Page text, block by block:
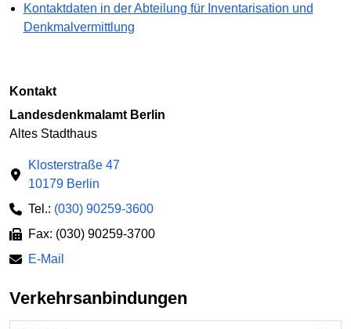
Kontaktdaten in der Abteilung für Inventarisation und
Denkmalvermittlung
Kontakt
Landesdenkmalamt Berlin
Altes Stadthaus
Klosterstraße 47
10179 Berlin
Tel.: (030) 90259-3600
Fax: (030) 90259-3700
E-Mail
Verkehrsanbindungen